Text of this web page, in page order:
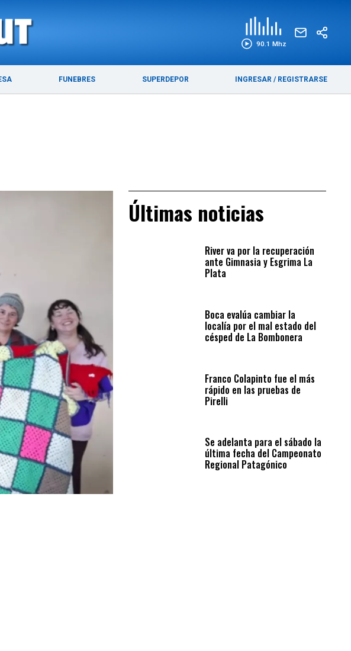
90.1 Mhz
FUNEBRES SUPERDEPOR INGRESAR / REGISTRARSE
PUERTO MADRYN
Últimas noticias
River va por la recuperación
ante Gimnasia y Esgrima La
Plata
Boca evalúa cambiar la
localía por el mal estado del
césped de La Bombonera
Franco Colapinto fue el más
rápido en las pruebas de
Pirelli
Se adelanta para el sábado la
última fecha del Campeonato
Regional Patagónico